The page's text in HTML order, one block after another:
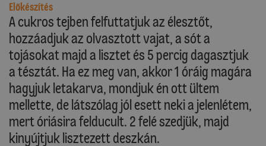
Előkészítés
A cukros tejben felfuttatjuk az élesztőt,
hozzáadjuk az olvasztott vajat, a sót a
tojásokat majd a lisztet és 5 percig dagasztjuk
a tésztát. Ha ez meg van, akkor 1 óráig magára
hagyjuk letakarva, mondjuk én ott ültem
mellette, de látszólag jól esett neki a jelenlétem,
mert óriásira felducult. 2 felé szedjük, majd
kinyújtjuk lisztezett deszkán.